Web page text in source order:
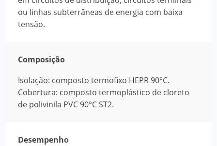
ou linhas subterrâneas de energia com baixa
tensão.
Composição
Isolação: composto termofixo HEPR 90°C.
Cobertura: composto termoplástico de cloreto
de polivinila PVC 90°C ST2.
Desempenho